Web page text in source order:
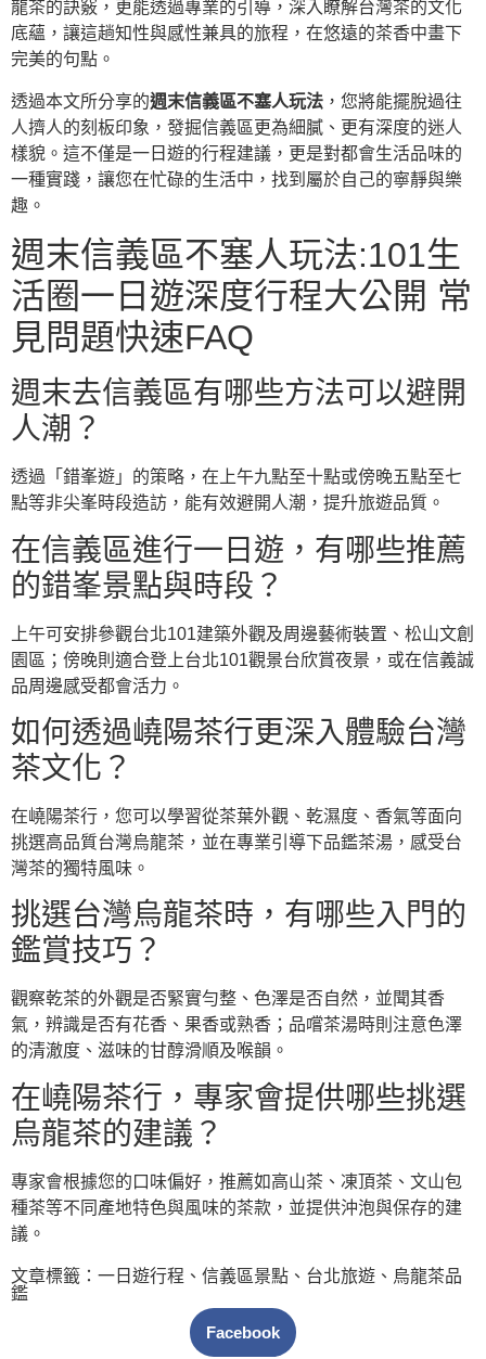
龍茶的訣竅，更能透過專業的引導，深入瞭解台灣茶的文化
底蘊，讓這趟知性與感性兼具的旅程，在悠遠的茶香中畫下
完美的句點。
透過本文所分享的週末信義區不塞人玩法 ，您將能擺脫過往
人擠人的刻板印象，發掘信義區更為細膩、更有深度的迷人
樣貌。這不僅是一日遊的行程建議，更是對都會生活品味的
一種實踐，讓您在忙碌的生活中，找到屬於自己的寧靜與樂
趣。
週末信義區不塞人玩法:101生
活圈一日遊深度行程大公開 常
見問題快速FAQ
週末去信義區有哪些方法可以避開
人潮？
透過「錯峯遊」的策略，在上午九點至十點或傍晚五點至七
點等非尖峯時段造訪，能有效避開人潮，提升旅遊品質。
在信義區進行一日遊，有哪些推薦
的錯峯景點與時段？
上午可安排參觀台北101建築外觀及周邊藝術裝置、松山文創
園區；傍晚則適合登上台北101觀景台欣賞夜景，或在信義誠
品周邊感受都會活力。
如何透過嶢陽茶行更深入體驗台灣
茶文化？
在嶢陽茶行，您可以學習從茶葉外觀、乾濕度、香氣等面向
挑選高品質台灣烏龍茶，並在專業引導下品鑑茶湯，感受台
灣茶的獨特風味。
挑選台灣烏龍茶時，有哪些入門的
鑑賞技巧？
觀察乾茶的外觀是否緊實勻整、色澤是否自然，並聞其香
氣，辨識是否有花香、果香或熟香；品嚐茶湯時則注意色澤
的清澈度、滋味的甘醇滑順及喉韻。
在嶢陽茶行，專家會提供哪些挑選
烏龍茶的建議？
專家會根據您的口味偏好，推薦如高山茶、凍頂茶、文山包
種茶等不同產地特色與風味的茶款，並提供沖泡與保存的建
議。
文章標籤： 一日遊行程 、 信義區景點 、 台北旅遊 、 烏龍茶品
鑑
Facebook